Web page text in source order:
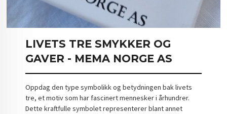
LIVETS TRE SMYKKER OG
GAVER - MEMA NORGE AS
Oppdag den type symbolikk og betydningen bak livets
tre, et motiv som har fascinert mennesker i århundrer.
Dette kraftfulle symbolet representerer blant annet